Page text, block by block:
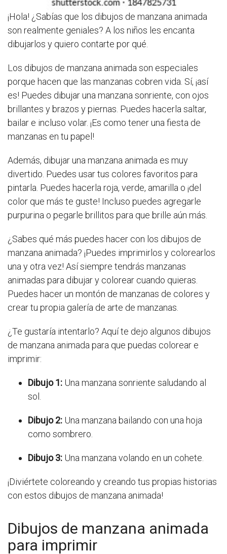
¡Hola! ¿Sabías que los dibujos de manzana animada
son realmente geniales? A los niños les encanta
dibujarlos y quiero contarte por qué.
Los dibujos de manzana animada son especiales
porque hacen que las manzanas cobren vida. Sí, ¡así
es! Puedes dibujar una manzana sonriente, con ojos
brillantes y brazos y piernas. Puedes hacerla saltar,
bailar e incluso volar. ¡Es como tener una fiesta de
manzanas en tu papel!
Además, dibujar una manzana animada es muy
divertido. Puedes usar tus colores favoritos para
pintarla. Puedes hacerla roja, verde, amarilla o ¡del
color que más te guste! Incluso puedes agregarle
purpurina o pegarle brillitos para que brille aún más.
¿Sabes qué más puedes hacer con los dibujos de
manzana animada? ¡Puedes imprimirlos y colorearlos
una y otra vez! Así siempre tendrás manzanas
animadas para dibujar y colorear cuando quieras.
Puedes hacer un montón de manzanas de colores y
crear tu propia galería de arte de manzanas.
¿Te gustaría intentarlo? Aquí te dejo algunos dibujos
de manzana animada para que puedas colorear e
imprimir:
Dibujo 1: Una manzana sonriente saludando al
sol.
Dibujo 2: Una manzana bailando con una hoja
como sombrero.
Dibujo 3: Una manzana volando en un cohete.
¡Diviértete coloreando y creando tus propias historias
con estos dibujos de manzana animada!
Dibujos de manzana animada
para imprimir